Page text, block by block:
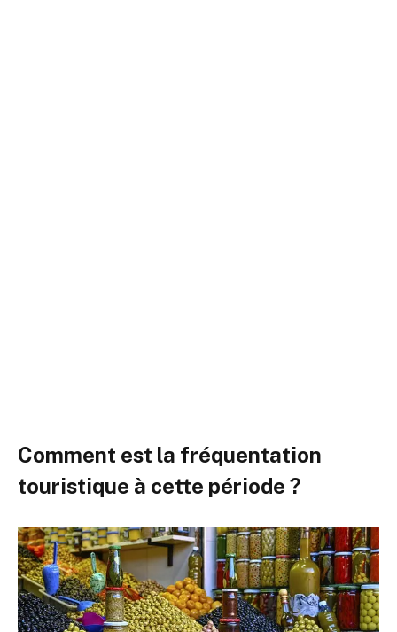
Comment est la fréquentation
touristique à cette période ?